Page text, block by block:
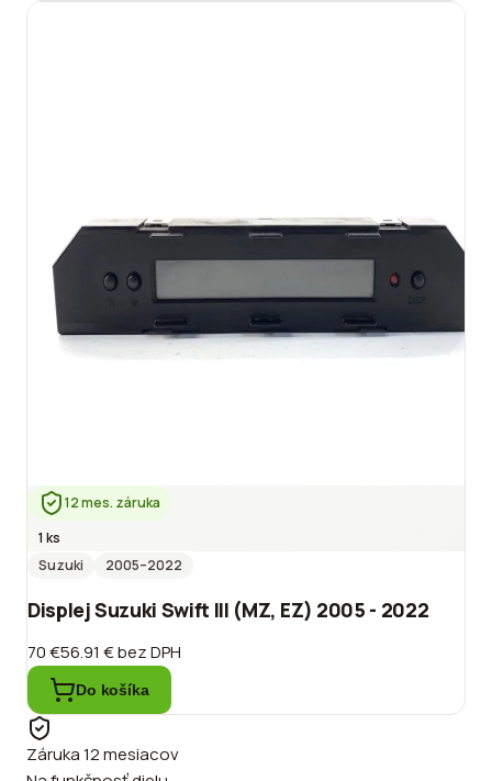
12 mes. záruka
1 ks
Suzuki
2005–2022
Displej Suzuki Swift III (MZ, EZ) 2005 - 2022
70 €56.91 €bez DPH
Do košíka
Záruka 12 mesiacov